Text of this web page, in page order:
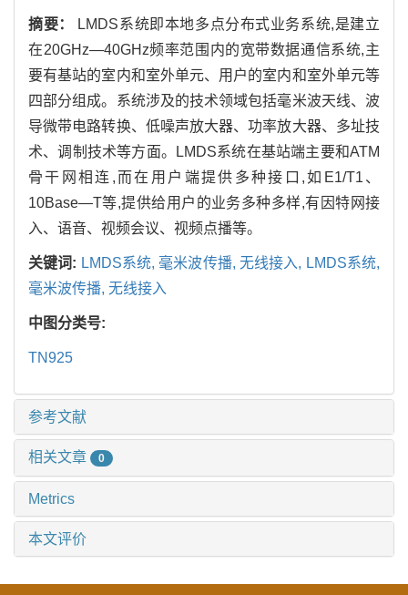
摘要： LMDS系统即本地多点分布式业务系统,是建立
在20GHz—40GHz频率范围内的宽带数据通信系统,主
要有基站的室内和室外单元、用户的室内和室外单元等
四部分组成。系统涉及的技术领域包括毫米波天线、波
导微带电路转换、低噪声放大器、功率放大器、多址技
术、调制技术等方面。LMDS系统在基站端主要和ATM
骨干网相连,而在用户端提供多种接口,如E1/T1、
10Base—T等,提供给用户的业务多种多样,有因特网接
入、语音、视频会议、视频点播等。
关键词: LMDS系统, 毫米波传播, 无线接入, LMDS系统,
毫米波传播, 无线接入
中图分类号:
TN925
参考文献
相关文章 0
Metrics
本文评价